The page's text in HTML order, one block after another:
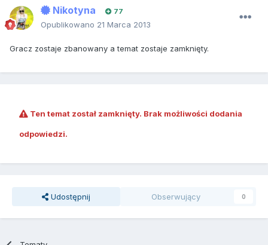
Nikotyna 77
Opublikowano 21 Marca 2013
Gracz zostaje zbanowany a temat zostaje zamknięty.
Ten temat został zamknięty. Brak możliwości dodania
odpowiedzi.
Udostępnij Obserwujący 0